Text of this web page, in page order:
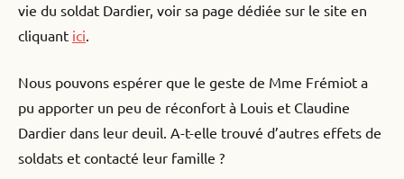
vie du soldat Dardier, voir sa page dédiée sur le site en
cliquant ici.
Nous pouvons espérer que le geste de Mme Frémiot a
pu apporter un peu de réconfort à Louis et Claudine
Dardier dans leur deuil. A-t-elle trouvé d’autres effets de
soldats et contacté leur famille ?